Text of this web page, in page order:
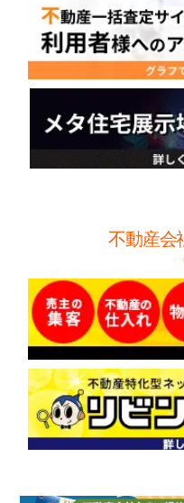
不動産会